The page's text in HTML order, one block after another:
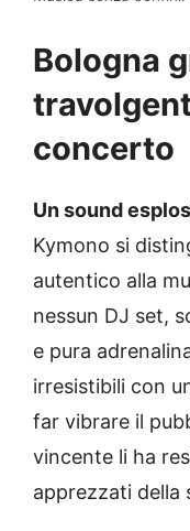
Bologna
concerto
Un sound
Kymono si
autentico alla
nessun DJ set,
e pura
irresistibili con
far vibrare il
vincente li ha
apprezzati della